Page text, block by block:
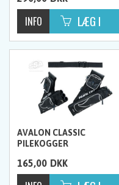
AVALON CLASSIC
PILEKOGGER
165,00 DKK